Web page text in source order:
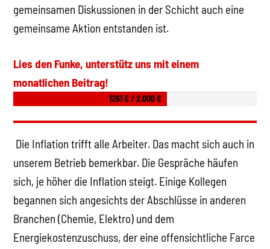
gemeinsamen Diskussionen in der Schicht auch eine
gemeinsame Aktion entstanden ist.
Lies den Funke, unterstütz uns mit einem
monatlichen Beitrag!
1261 € / 2.000 €
Die Inflation trifft alle Arbeiter. Das macht sich auch in
unserem Betrieb bemerkbar. Die Gespräche häufen
sich, je höher die Inflation steigt. Einige Kollegen
begannen sich angesichts der Abschlüsse in anderen
Branchen (Chemie, Elektro) und dem
Energiekostenzuschuss, der eine offensichtliche Farce